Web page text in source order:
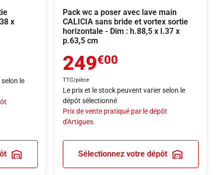
x
le
Pack wc a poser avec lave main
CALICIA sans bride et vortex sortie
horizontale - Dim : h.88,5 x l.37 x
p.63,5 cm
249€00
TTC/pièce
Le prix et le stock peuvent varier selon le
dépôt sélectionné
Prix de vente pratiqué par le dépôt
d'Artigues.
Sélectionnez votre dépôt